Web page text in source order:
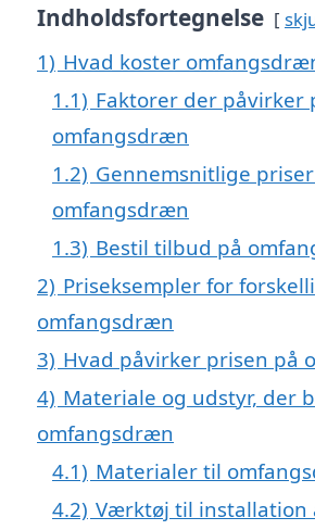
Indholdsfortegnelse
1) Hvad koster
1.1) Faktorer der påvirker
omfangsdræn
1.2) Gennemsnitlige
omfangsdræn
1.3) Bestil tilbud på
2) Priseksempler for
omfangsdræn
3) Hvad påvirker prisen på
4) Materiale og udstyr, der
omfangsdræn
4.1) Materialer til
4.2) Værktøj til installation